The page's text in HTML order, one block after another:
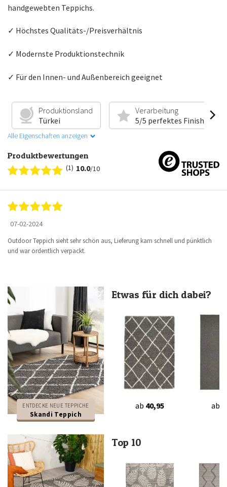
handgewebten Teppichs.
✓ Höchstes Qualitäts-/Preisverhältnis
✓ Modernste Produktionstechnik
✓ Für den Innen- und Außenbereich geeignet
Produktionsland
Türkei
Verarbeitung
5/5 perfektes Finish
Alle Eigenschaften anzeigen
Produktbewertungen
(1) 10.0/10
07-02-2024
Outdoor Teppich sieht sehr schön aus, Lieferung kam schnell und pünktlich
und war ordentlich verpackt.
ENTDECKE NEUE TEPPICHE
Skandi Teppich
Etwas für dich dabei?
ab 40,95 ab
Top 10